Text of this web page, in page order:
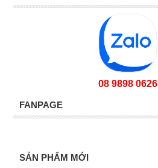
08 9898 0626
FANPAGE
SẢN PHẨM MỚI